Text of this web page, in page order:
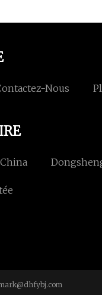
Nous